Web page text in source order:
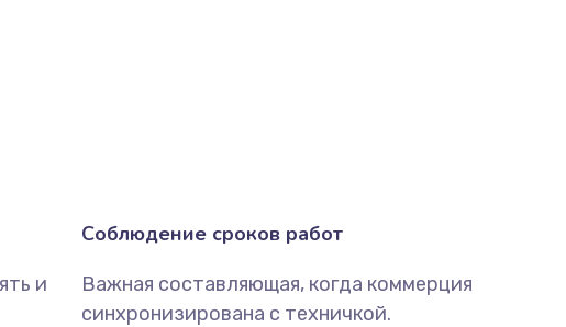
и
Соблюдение сроков работ
Важная составляющая, когда коммерция
синхронизирована с техничкой.